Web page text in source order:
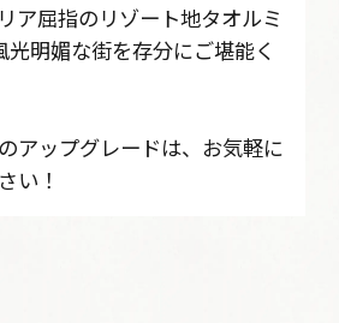
ア屈指のリゾート地タオルミ
明媚な街を存分にご堪能く
アップグレードは、お気軽に
い！